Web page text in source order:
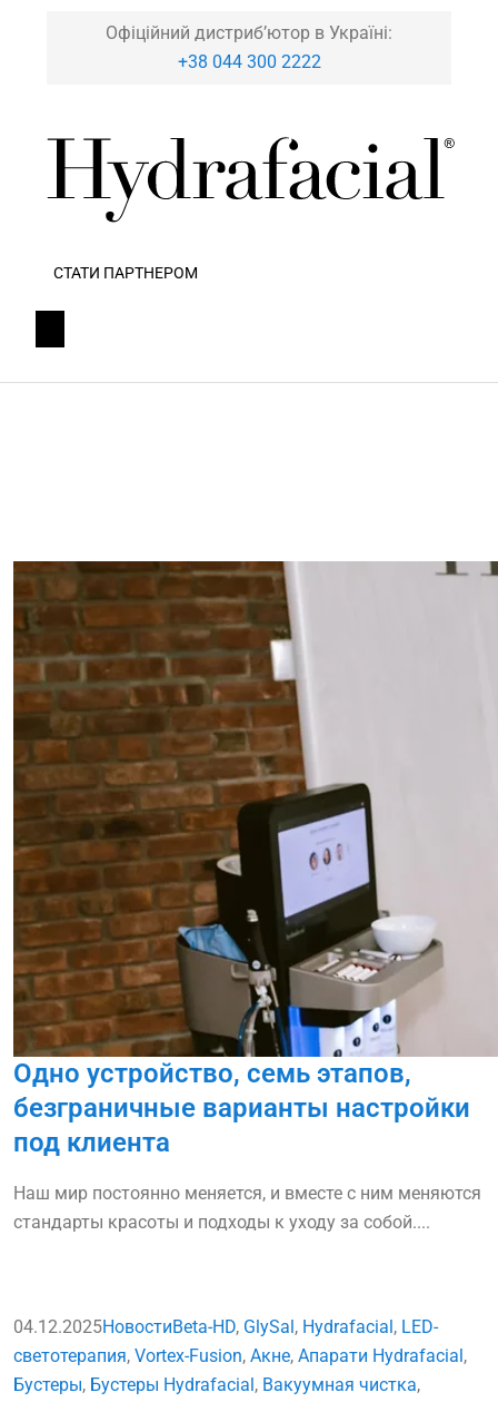
Офіційний дистриб’ютор в Україні:
+38 044 300 2222
СТАТИ ПАРТНЕРОМ
Одно устройство, семь этапов,
безграничные варианты настройки
под клиента
Наш мир постоянно меняется, и вместе с ним меняются
стандарты красоты и подходы к уходу за собой....
04.12.2025НовостиBeta-HD, GlySal , Hydrafacial , LED-
светотерапия, Vortex-Fusion, Акне, Апарати Hydrafacial ,
Бустеры, Бустеры Hydrafacial , Вакуумная чистка,